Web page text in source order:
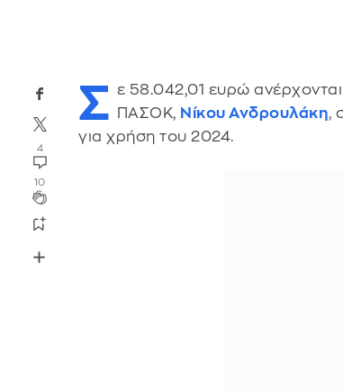
4
10
Σ ε 58.042,01 ευρώ
ΠΑΣΟΚ, Νίκου Ανδρουλάκη,
για χρήση του 2024.